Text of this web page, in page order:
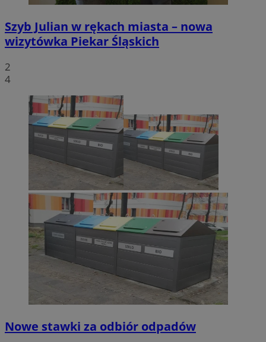
Szyb Julian w rękach miasta – nowa
wizytówka Piekar Śląskich
2
4
Nowe stawki za odbiór odpadów